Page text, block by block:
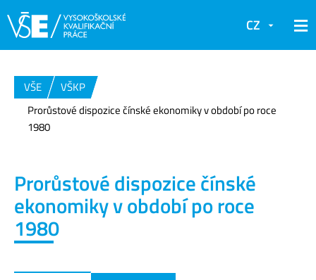
CZ
VŠE
VŠKP
Prorůstové dispozice čínské ekonomiky v období po roce
1980
Prorůstové dispozice čínské
ekonomiky v období po roce
1980